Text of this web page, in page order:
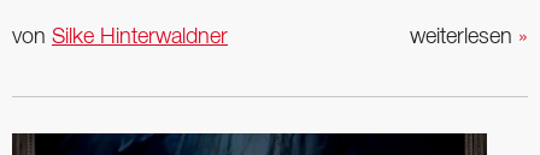
weiterlesen »
von Silke Hinterwaldner